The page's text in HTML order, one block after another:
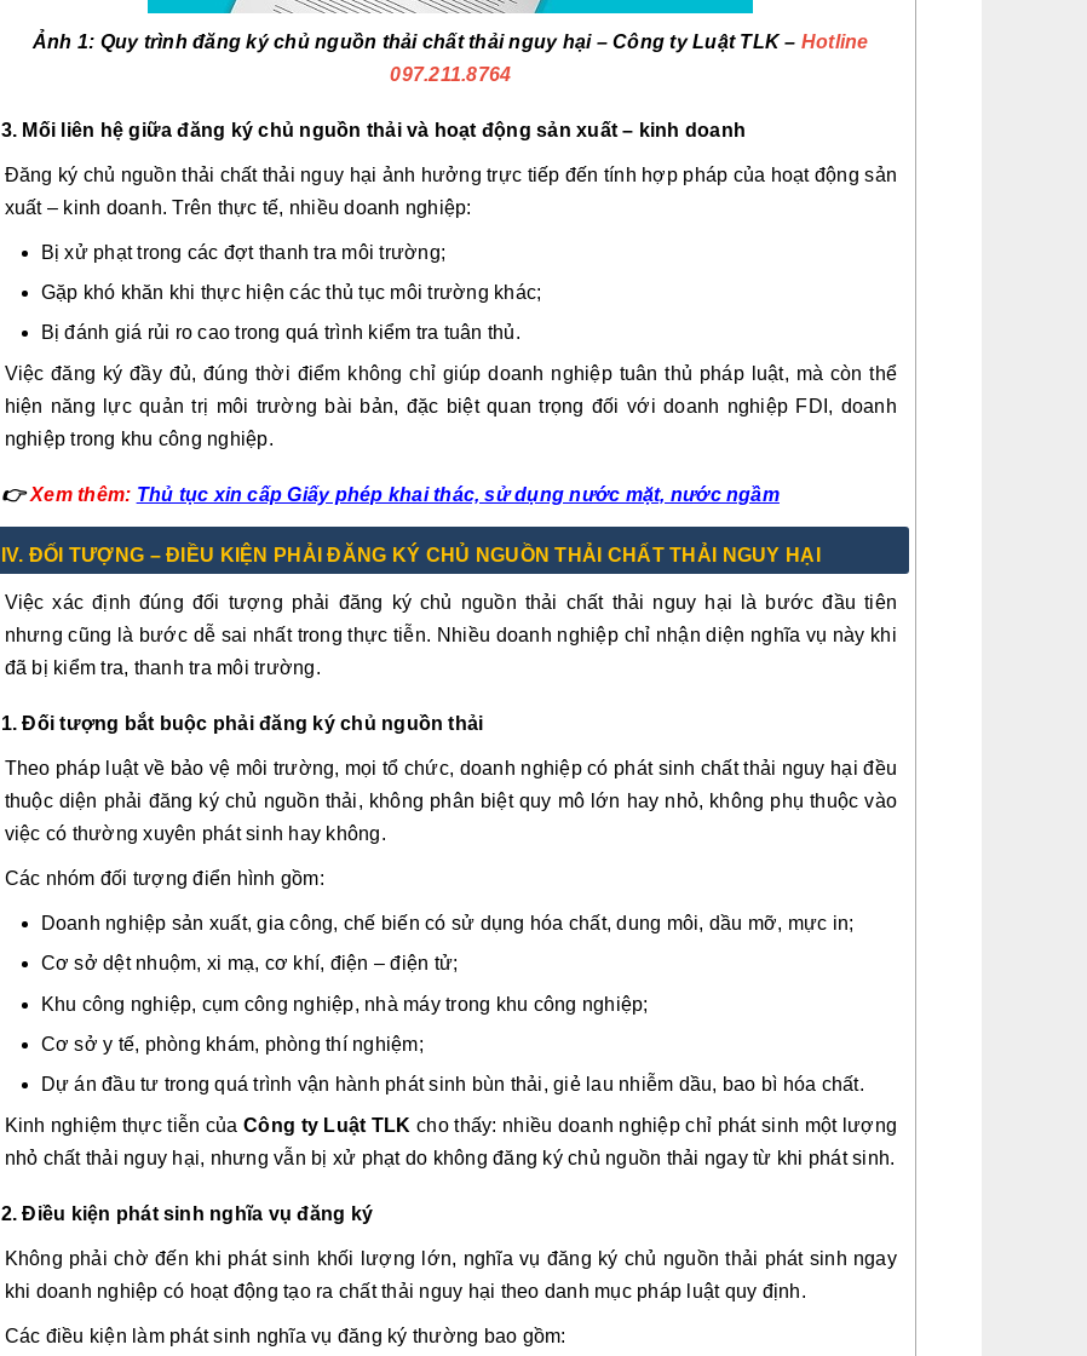
Ảnh 1: Quy trình đăng ký chủ nguồn thải chất thải nguy hại – Công ty Luật TLK – Hotline
097.211.8764
3. Mối liên hệ giữa đăng ký chủ nguồn thải và hoạt động sản xuất – kinh doanh
Đăng ký chủ nguồn thải chất thải nguy hại ảnh hưởng trực tiếp đến tính hợp pháp của hoạt động sản
xuất – kinh doanh. Trên thực tế, nhiều doanh nghiệp:
Bị xử phạt trong các đợt thanh tra môi trường;
Gặp khó khăn khi thực hiện các thủ tục môi trường khác;
Bị đánh giá rủi ro cao trong quá trình kiểm tra tuân thủ.
Việc đăng ký đầy đủ, đúng thời điểm không chỉ giúp doanh nghiệp tuân thủ pháp luật, mà còn thể
hiện năng lực quản trị môi trường bài bản, đặc biệt quan trọng đối với doanh nghiệp FDI, doanh
nghiệp trong khu công nghiệp.
👉 Xem thêm: Thủ tục xin cấp Giấy phép khai thác, sử dụng nước mặt, nước ngầm
IV. ĐỐI TƯỢNG – ĐIỀU KIỆN PHẢI ĐĂNG KÝ CHỦ NGUỒN THẢI CHẤT THẢI NGUY HẠI
Việc xác định đúng đối tượng phải đăng ký chủ nguồn thải chất thải nguy hại là bước đầu tiên
nhưng cũng là bước dễ sai nhất trong thực tiễn. Nhiều doanh nghiệp chỉ nhận diện nghĩa vụ này khi
đã bị kiểm tra, thanh tra môi trường.
1. Đối tượng bắt buộc phải đăng ký chủ nguồn thải
Theo pháp luật về bảo vệ môi trường, mọi tổ chức, doanh nghiệp có phát sinh chất thải nguy hại đều
thuộc diện phải đăng ký chủ nguồn thải, không phân biệt quy mô lớn hay nhỏ, không phụ thuộc vào
việc có thường xuyên phát sinh hay không.
Các nhóm đối tượng điển hình gồm:
Doanh nghiệp sản xuất, gia công, chế biến có sử dụng hóa chất, dung môi, dầu mỡ, mực in;
Cơ sở dệt nhuộm, xi mạ, cơ khí, điện – điện tử;
Khu công nghiệp, cụm công nghiệp, nhà máy trong khu công nghiệp;
Cơ sở y tế, phòng khám, phòng thí nghiệm;
Dự án đầu tư trong quá trình vận hành phát sinh bùn thải, giẻ lau nhiễm dầu, bao bì hóa chất.
Kinh nghiệm thực tiễn củaCông ty Luật TLK cho thấy: nhiều doanh nghiệp chỉ phát sinh một lượng
nhỏ chất thải nguy hại, nhưng vẫn bị xử phạt do không đăng ký chủ nguồn thải ngay từ khi phát sinh.
2. Điều kiện phát sinh nghĩa vụ đăng ký
Không phải chờ đến khi phát sinh khối lượng lớn, nghĩa vụ đăng ký chủ nguồn thải phát sinh ngay
khi doanh nghiệp có hoạt động tạo ra chất thải nguy hại theo danh mục pháp luật quy định.
Các điều kiện làm phát sinh nghĩa vụ đăng ký thường bao gồm: